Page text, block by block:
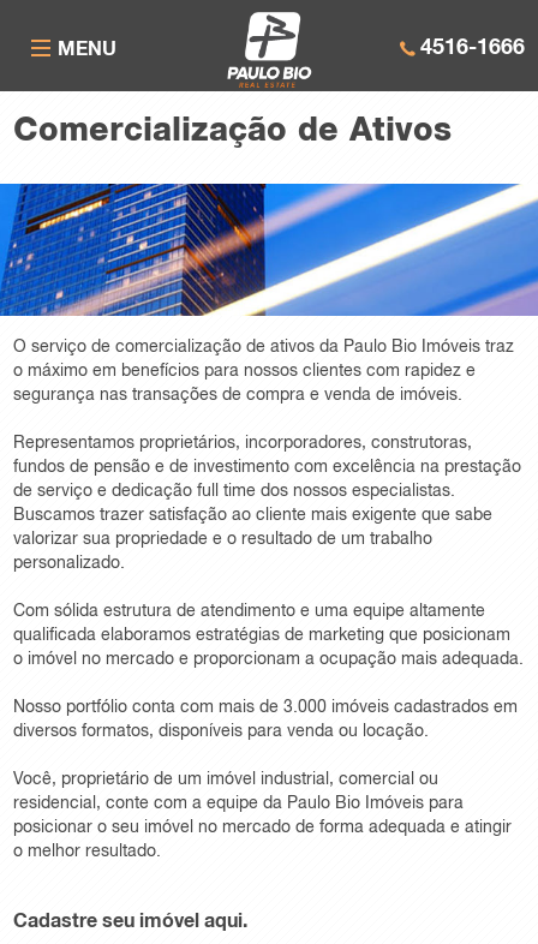
4516-1666
MENU
Comercialização de Ativos
O serviço de comercialização de ativos da Paulo Bio Imóveis traz
o máximo em benefícios para nossos clientes com rapidez e
segurança nas transações de compra e venda de imóveis.
Representamos proprietários, incorporadores, construtoras,
fundos de pensão e de investimento com excelência na prestação
de serviço e dedicação full time dos nossos especialistas.
Buscamos trazer satisfação ao cliente mais exigente que sabe
valorizar sua propriedade e o resultado de um trabalho
personalizado.
Com sólida estrutura de atendimento e uma equipe altamente
qualificada elaboramos estratégias de marketing que posicionam
o imóvel no mercado e proporcionam a ocupação mais adequada.
Nosso portfólio conta com mais de 3.000 imóveis cadastrados em
diversos formatos, disponíveis para venda ou locação.
Você, proprietário de um imóvel industrial, comercial ou
residencial, conte com a equipe da Paulo Bio Imóveis para
posicionar o seu imóvel no mercado de forma adequada e atingir
o melhor resultado.
Cadastre seu imóvel aqui.